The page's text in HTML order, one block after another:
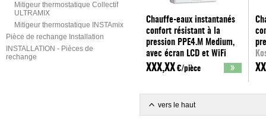
Mitigeur thermostatique Collectif
ULTRAMIX
Mitigeur thermostatique INSTAmix
Pièce de rechange Installation
INSTALLATION - Pièces de
rechange
Chauffe-eaux instantanés
confort résistant à la
pression PPE4.M Medium,
avec écran LCD et WiFi
Kospel
XXX,XX €/pièce
vers le haut